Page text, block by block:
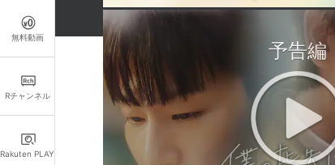
無料動画
Rチャンネル
Rakuten PLAY
予告編
おしらせ ※【購入】に関して：RakutenTVの契約
お得なパック一覧
お得！「僕の指先に君の温度が触れるとき